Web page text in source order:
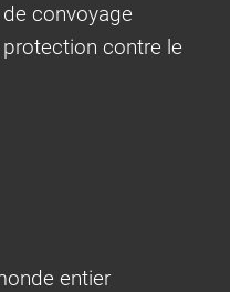
convoyage
contre le
entier